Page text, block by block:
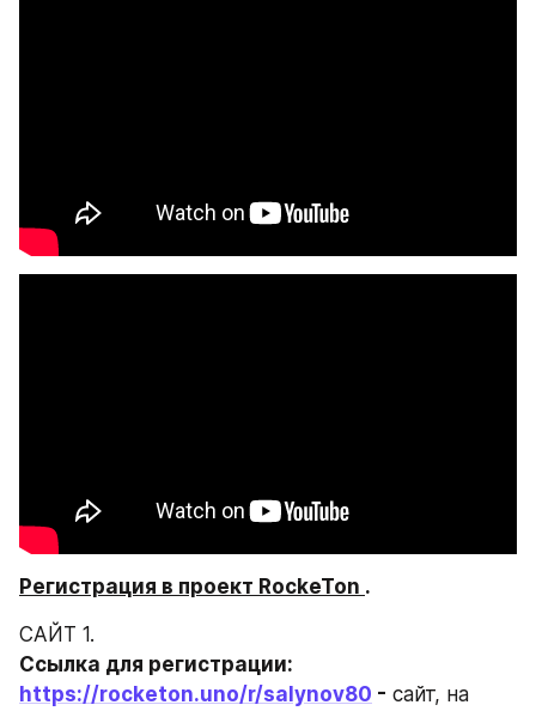
Регистрация в проект RockeTon .
САЙТ 1.
https://rocketon.uno/r/salynov80 - сайт, на